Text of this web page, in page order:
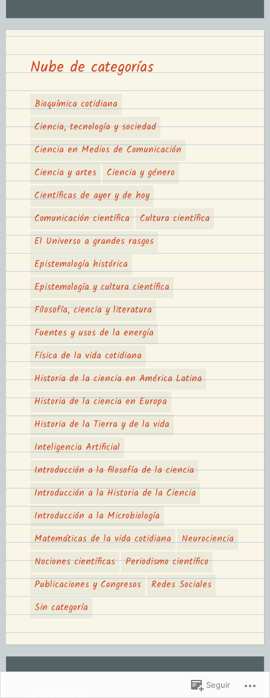
Nube de categorías
Bioquímica cotidiana
Ciencia, tecnología y sociedad
Ciencia en Medios de Comunicación
Ciencia y artes
Ciencia y género
Científicas de ayer y de hoy
Comunicación científica
Cultura científica
El Universo a grandes rasgos
Epistemología histórica
Epistemología y cultura científica
Filosofía, ciencia y literatura
Fuentes y usos de la energía
Física de la vida cotidiana
Historia de la ciencia en América Latina
Historia de la ciencia en Europa
Historia de la Tierra y de la vida
Inteligencia Artificial
Introducción a la filosofía de la ciencia
Introducción a la Historia de la Ciencia
Introducción a la Microbiología
Matemáticas de la vida cotidiana
Neurociencia
Nociones científicas
Periodismo científico
Publicaciones y Congresos
Redes Sociales
Sin categoría
Seguir